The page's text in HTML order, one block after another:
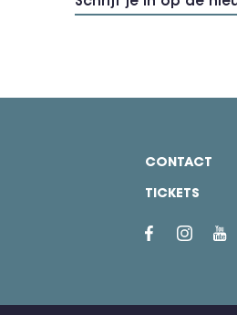
CONTACT
TICKETS